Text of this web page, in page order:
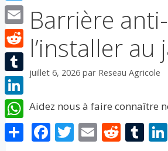
Barrière
l’installer au
juillet 6, 2026 par Reseau Agricole
Aidez nous à faire connaître
F T E R T
Twitter
Email
Reddit
Tumblr
LinkedIn
WhatsApp